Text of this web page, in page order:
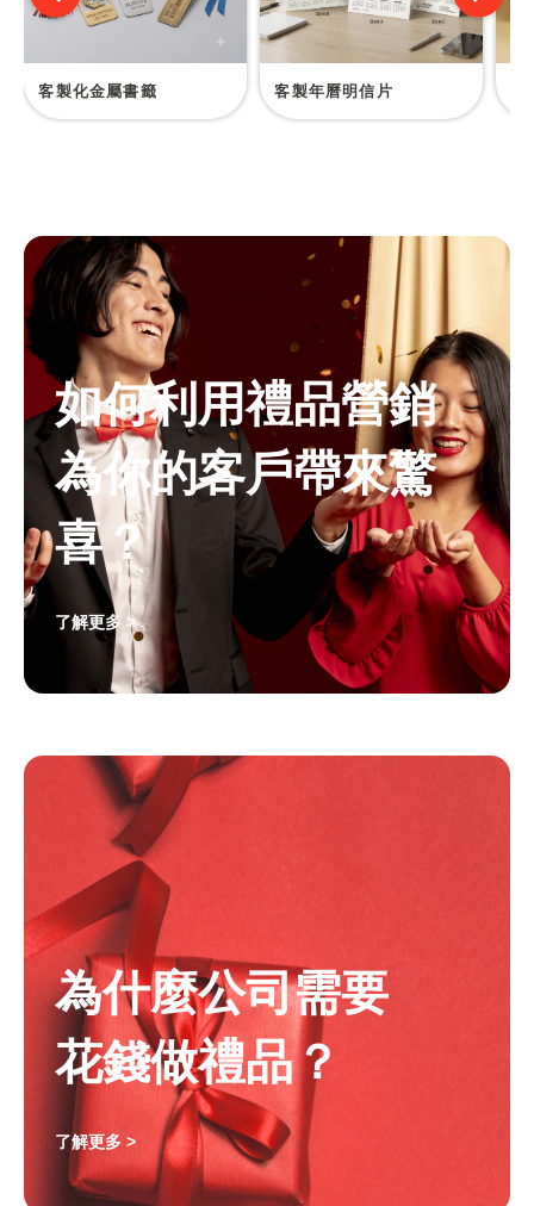
客製化金屬書籤 客製年曆明信片
為什麼公司需要
花錢做禮品？
了解更多 >
如何利用禮品營銷
為你的客戶帶來驚
喜？
了解更多 >